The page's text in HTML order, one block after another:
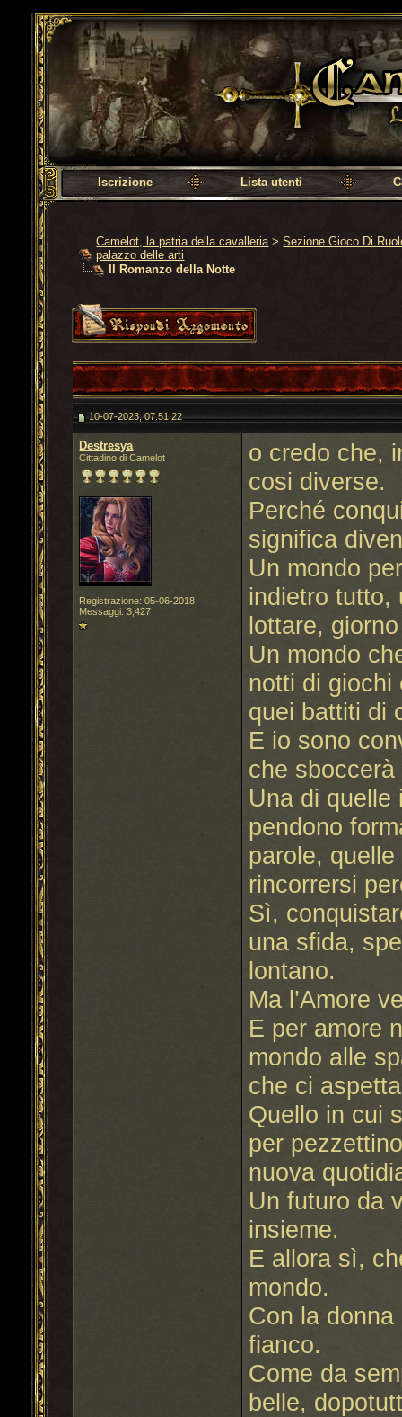
Camelot, la patria della cavalleria
Iscrizione Lista utenti
Camelot, la patria della cavalleria >Sezione Gioco Di
palazzo delle arti
Il Romanzo della Notte
10-07-2023, 07.51.22
Destresya
Cittadino di Camelot
Registrazione: 05-06-2018
Messaggi: 3,427
o credo che,
cosi diverse.
Perché
significa
Un mondo
indietro tutto,
lottare,
Un mondo
notti di giochi
quei battiti di
E io sono
che
Una di quelle
pendono
parole,
rincorrersi
Sì,
una sfida,
lontano.
Ma l’Amore
E per amore
mondo alle
che ci
Quello in cui
per
nuova
Un futuro da
insieme.
E allora sì,
mondo.
Con la
fianco.
Come da
belle,